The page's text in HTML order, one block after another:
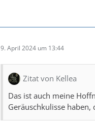
9. April 2024 um 13:44
Zitat von Kellea
Das ist auch meine
Geräuschkulisse